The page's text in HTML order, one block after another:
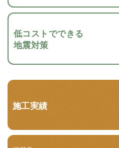
低コストでできる
地震対策
施工実績